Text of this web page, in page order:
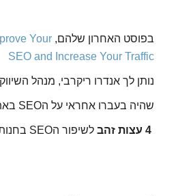
בפוסט האחרון שלהם, Your
SEO and Increase Your Traffic
נותן לך אנדרו ריקרבי, מנהל
שהיה בעברו אחראי על הSEO באתר המצליח ASOS:
לשיפור הSEO בחנות שלך באטסי: